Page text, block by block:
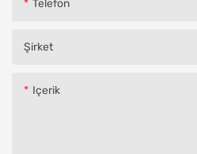
Telefon
Şirket
Içerik